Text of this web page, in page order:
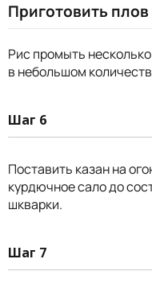
Приготовить плов
Рис промыть
в небольшом
Шаг 6
Поставить казан на
курдючное сало до
шкварки.
Шаг 7